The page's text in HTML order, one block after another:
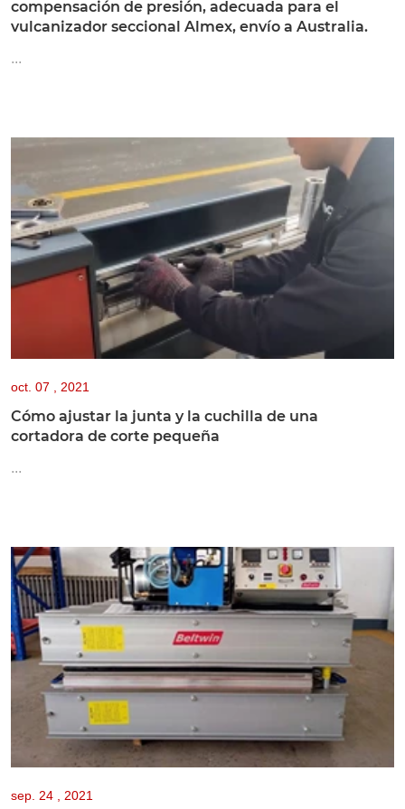
compensación de presión, adecuada para el
vulcanizador seccional Almex, envío a Australia.
...
oct. 07 , 2021
Cómo ajustar la junta y la cuchilla de una
cortadora de corte pequeña
...
sep. 24 , 2021